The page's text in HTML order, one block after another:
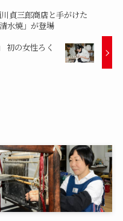
貞三郎商店と手がけた
水焼」が登場
初の女性ろく